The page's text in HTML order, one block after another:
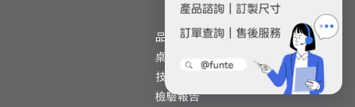
品牌簡介
桌板故事
技術支援
檢驗報告